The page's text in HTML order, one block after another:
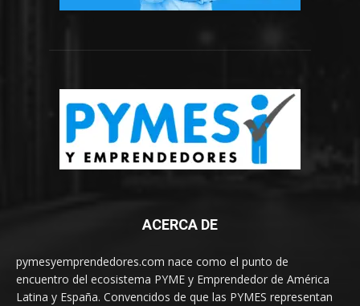
ACERCA DE
pymesyemprendedores.com nace como el punto de
encuentro del ecosistema PYME y Emprendedor de América
Latina y España. Convencidos de que las PYMES representan